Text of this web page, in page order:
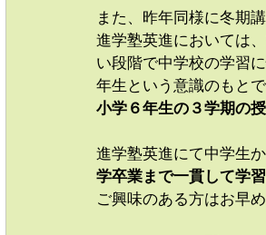
また、昨年同様に冬期講
進学塾英進においては
い段階で中学校の学習
年生という意識のもと
小学６年生の３学期の
進学塾英進にて中学生
学卒業まで一貫して学
ご興味のある方はお早